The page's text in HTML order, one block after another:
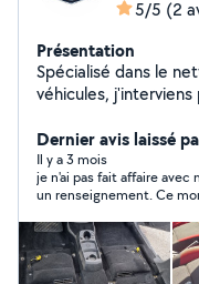
5/5 (2
Présentation
Spécialisé dans le
véhicules,
moquettes et intérieurs de
méthodes
pour un résultat
matériaux. Sérieux et
travail de qualité
Interventions a
demande
Dernier avis laissé
Il y a 3 mois
je n'ai pas fait affaire
un renseignement. Ce monsieur m'a répondu très